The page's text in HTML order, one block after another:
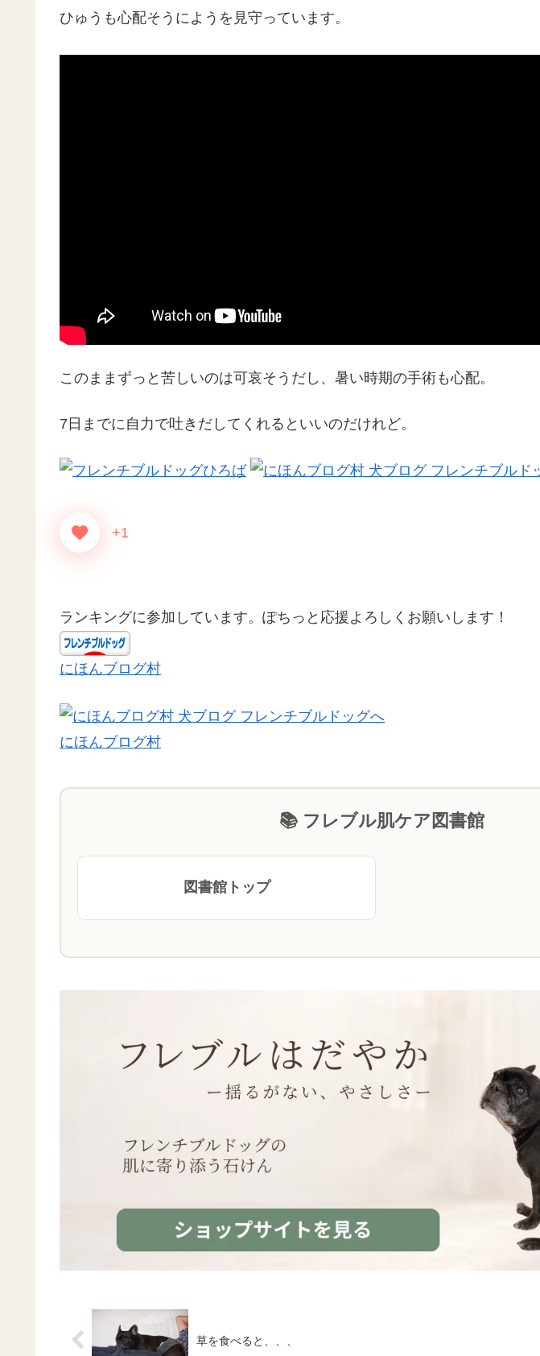
ひゅうも心配そうにようを見守っています。
このままずっと苦しいのは可哀そうだし、暑い時期の手術も心配。
7日までに自力で吐きだしてくれるといいのだけれど。
+1
ランキングに参加しています。ぽちっと応援よろしくお願いします！
にほんブログ村
にほんブログ村
📚 フレブル肌ケア図書館
図書館トップ
草を食べると、、、